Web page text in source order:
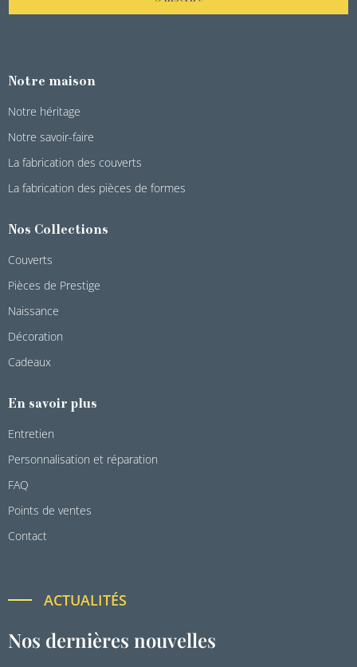
Notre maison
Notre héritage
Notre savoir-faire
La fabrication des couverts
La fabrication des pièces de formes
Nos Collections
Couverts
Pièces de Prestige
Naissance
Décoration
Cadeaux
En savoir plus
Entretien
Personnalisation et réparation
FAQ
Points de ventes
Contact
ACTUALITÉS
Nos dernières nouvelles